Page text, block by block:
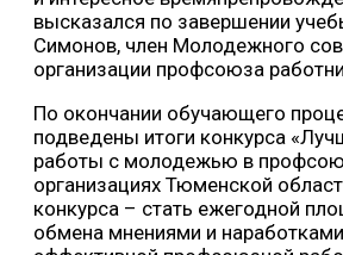
высказался по завершении
Симонов, член Молодежного
организации профсоюза
По окончании обучающего
подведены итоги конкурса
работы с молодежью в
организациях Тюменской
конкурса – стать ежегодной
обмена мнениями и